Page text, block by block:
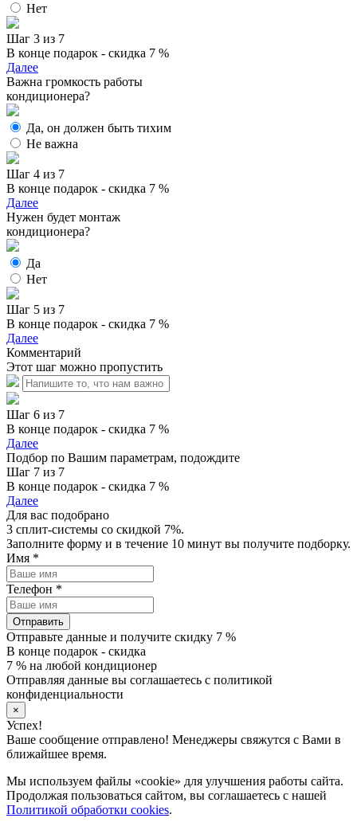
Нет
Шаг 3 из 7
В конце подарок - скидка 7 %
Далее
Важна громкость работы
кондиционера?
Да, он должен быть тихим
Не важна
Шаг 4 из 7
В конце подарок - скидка 7 %
Далее
Нужен будет монтаж
кондиционера?
Да
Нет
Шаг 5 из 7
В конце подарок - скидка 7 %
Далее
Комментарий
Этот шаг можно пропустить
Шаг 6 из 7
В конце подарок - скидка 7 %
Далее
Подбор по Вашим параметрам, подождите
Шаг 7 из 7
В конце подарок - скидка 7 %
Далее
Для вас подобрано
3 сплит-системы со скидкой 7%.
Заполните форму и в течение 10 минут вы получите подборку.
Имя *
Телефон *
Отправить
Отправьте данные и получите скидку 7 %
В конце подарок - скидка
7 % на любой кондиционер
Отправляя данные вы соглашаетесь с политикой
конфиденциальности
×
Успех!
Ваше сообщение отправлено! Менеджеры свяжутся с Вами в
ближайшее время.
Мы используем файлы «cookie» для улучшения работы сайта.
Продолжая пользоваться сайтом, вы соглашаетесь с нашей
Политикой обработки cookies.